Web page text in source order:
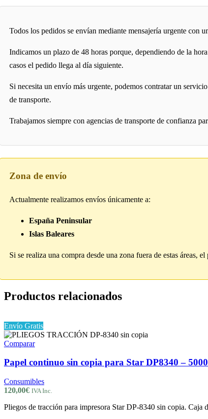
Todos los pedidos se envían mediante mensajería urgente con
Indicamos un plazo de 48 horas porque, dependiendo de la
casos el pedido llega al día siguiente.
Si necesita un envío más urgente, podemos contratar un servicio
de transporte.
Trabajamos siempre con agencias de transporte de confianza
Zona de envío
Actualmente realizamos envíos únicamente a:
España Peninsular
Islas Baleares
Si se realiza una compra desde una zona fuera de estas áreas, el
Productos relacionados
Envío Gratis
Comparar
Papel continuo sin copia para Star DP8340 –
Consumibles
120,00€ IVA Inc.
Pliegos de tracción para impresora Star DP-8340 sin copia. Caja